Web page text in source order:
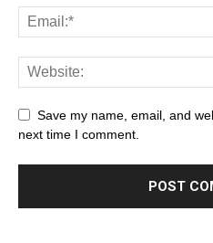
Save my name, email, and
next time I comment.